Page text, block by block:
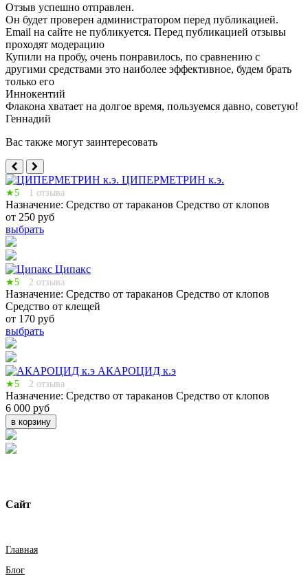
Отзыв успешно отправлен.
Он будет проверен администратором перед публикацией.
Email на сайте не публикуется. Перед публикацией отзывы
проходят модерацию
Купили на пробу, очень понравилось, по сравнению с
другими средствами это наиболее эффективное, будем брать
только его
Иннокентий
Флакона хватает на долгое время, пользуемся давно, советую!
Геннадий
Вас также могут заинтересовать
ЦИПЕРМЕТРИН к.э.
★5 1 отзыва
Назначение: Средство от тараканов Средство от клопов
от 250 руб
выбрать
Ципакс
★5 2 отзыва
Назначение: Средство от тараканов Средство от клопов
Средство от клещей
от 170 руб
выбрать
АКАРОЦИД к.э
★5 2 отзыва
Назначение: Средство от тараканов Средство от клопов
6 000 руб
в корзину
Сайт
Главная
Блог